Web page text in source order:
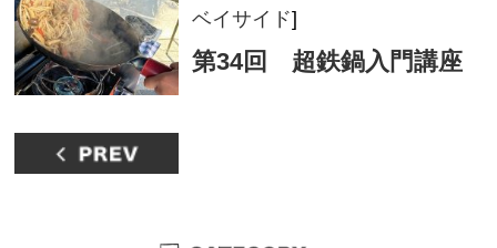
ベイサイド]
第34回 超鉄鍋入門講座